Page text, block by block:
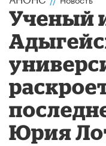
Ученый
Юрия